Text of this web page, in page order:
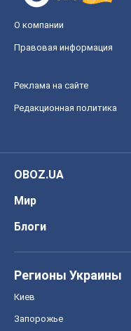
О компании
Правовая информация
Реклама на сайте
Редакционная политика
OBOZ.UA
Мир
Блоги
Регионы Украины
Киев
Запорожье